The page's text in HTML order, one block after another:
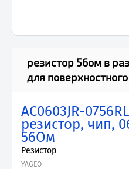
резистор 56ом в
для
AC0603JR-0756RL
резистор, чип,
56Ом
Резистор
YAGEO